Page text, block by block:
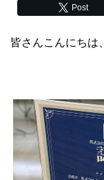
Post
皆さんこんにちは